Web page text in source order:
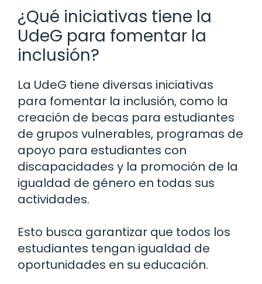
¿Qué iniciativas tiene la
UdeG para fomentar la
inclusión?
La UdeG tiene diversas iniciativas
para fomentar la inclusión, como la
creación de becas para estudiantes
de grupos vulnerables, programas de
apoyo para estudiantes con
discapacidades y la promoción de la
igualdad de género en todas sus
actividades.
Esto busca garantizar que todos los
estudiantes tengan igualdad de
oportunidades en su educación.